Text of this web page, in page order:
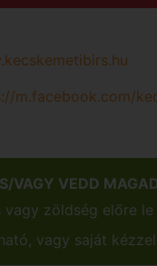
m.facebook.com/
VAGY VEDD
zöldség előre
vagy saját